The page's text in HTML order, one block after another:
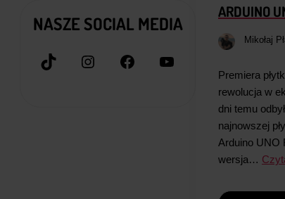
NASZE SOCIAL MEDIA
TikTokInstagramFacebookYouTube
ARDUINO
Mikołaj
Premiera
rewolucja w
dni temu
najnowszej
Arduino UNO
wersja…